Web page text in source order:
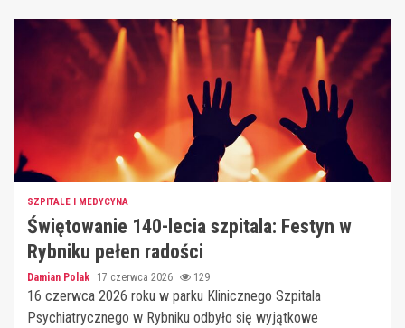
SZPITALE I MEDYCYNA
Świętowanie 140-lecia szpitala: Festyn w
Rybniku pełen radości
Damian Polak 17 czerwca 2026 129
16 czerwca 2026 roku w parku Klinicznego Szpitala
Psychiatrycznego w Rybniku odbyło się wyjątkowe